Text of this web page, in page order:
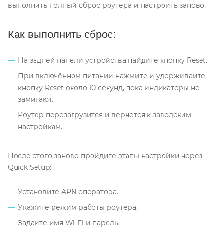
выполнить полный сброс роутера и настроить заново.
Как выполнить сброс:
На задней панели устройства найдите кнопку Reset.
При включённом питании нажмите и удерживайте
кнопку Reset около 10 секунд, пока индикаторы не
замигают.
Роутер перезагрузится и вернётся к заводским
настройкам.
После этого заново пройдите этапы настройки через
Quick Setup:
Установите APN оператора.
Укажите режим работы роутера.
Задайте имя Wi-Fi и пароль.